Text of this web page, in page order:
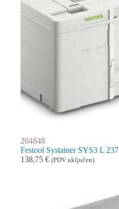
204848
Festool Systainer SYS3 L 237
138,75 € (PDV uključen)